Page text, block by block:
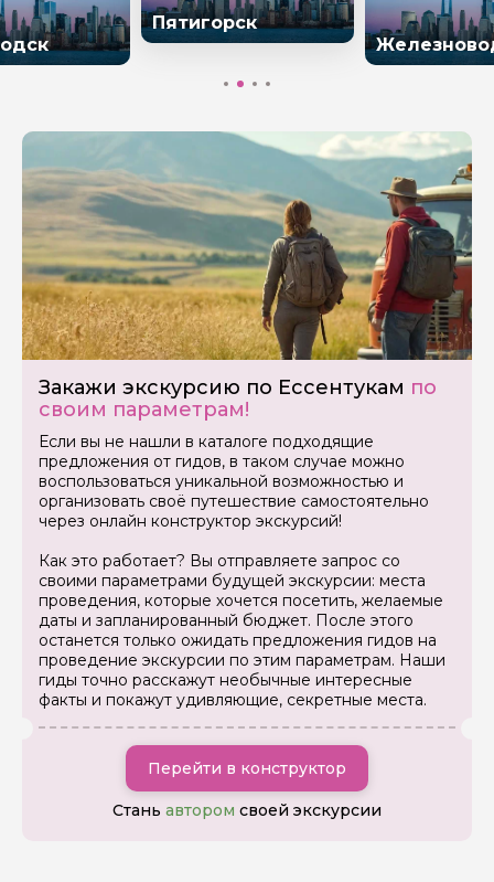
Пятигорск
Закажи экскурсию по Ессентукам по
своим параметрам!
Если вы не нашли в каталоге подходящие
предложения от гидов, в таком случае можно
воспользоваться уникальной возможностью и
организовать своё путешествие самостоятельно
через онлайн конструктор экскурсий!
Как это работает? Вы отправляете запрос со
своими параметрами будущей экскурсии: места
проведения, которые хочется посетить, желаемые
даты и запланированный бюджет. После этого
останется только ожидать предложения гидов на
проведение экскурсии по этим параметрам. Наши
гиды точно расскажут необычные интересные
факты и покажут удивляющие, секретные места.
Перейти в конструктор
Стань автором своей экскурсии